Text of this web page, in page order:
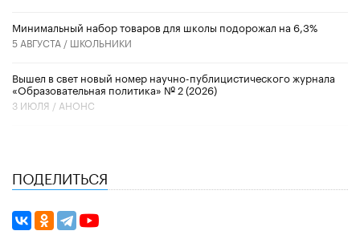
Минимальный набор товаров для школы подорожал на 6,3%
5 АВГУСТА / ШКОЛЬНИКИ
Вышел в свет новый номер научно-публицистического журнала
«Образовательная политика» № 2 (2026)
3 ИЮЛЯ / АНОНС
ПОДЕЛИТЬСЯ